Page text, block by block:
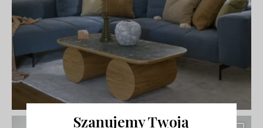
Szanujemy Twoją